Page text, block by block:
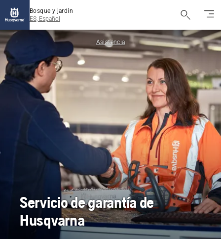
Bosque y jardín
ES, Español
Asistencia
Servicio de garantía de
Husqvarna